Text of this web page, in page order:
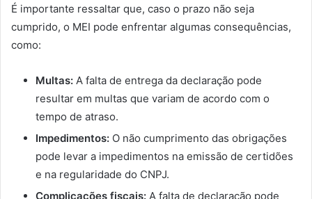
É importante ressaltar que, caso o prazo não seja
cumprido, o MEI pode enfrentar algumas consequências,
como:
Multas: A falta de entrega da declaração pode
resultar em multas que variam de acordo com o
tempo de atraso.
Impedimentos: O não cumprimento das obrigações
pode levar a impedimentos na emissão de certidões
e na regularidade do CNPJ.
Complicações fiscais: A falta de declaração pode